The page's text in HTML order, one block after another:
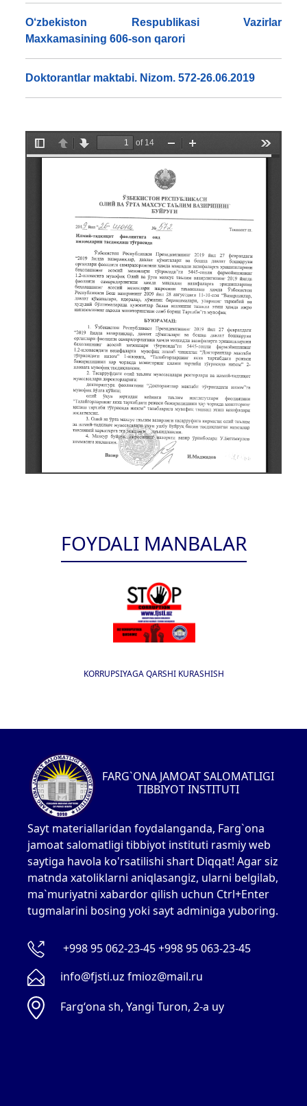
O‘zbekiston Respublikasi Vazirlar
Maxkamasining 606-son qarori
Doktorantlar maktabi. Nizom. 572-26.06.2019
FOYDALI MANBALAR
KORRUPSIYAGA QARSHI KURASHISH
FARG`ONA JAMOAT SALOMATLIGI
TIBBIYOT INSTITUTI
Sayt materiallaridan foydalanganda, Farg`ona
jamoat salomatligi tibbiyot instituti rasmiy web
saytiga havola ko'rsatilishi shart Diqqat! Agar siz
matnda xatoliklarni aniqlasangiz, ularni belgilab,
ma`muriyatni xabardor qilish uchun Ctrl+Enter
tugmalarini bosing yoki sayt adminiga yuboring.
+998 95 062-23-45 +998 95 063-23-45
info@fjsti.uz fmioz@mail.ru
Fargʻona sh, Yangi Turon, 2-a uy